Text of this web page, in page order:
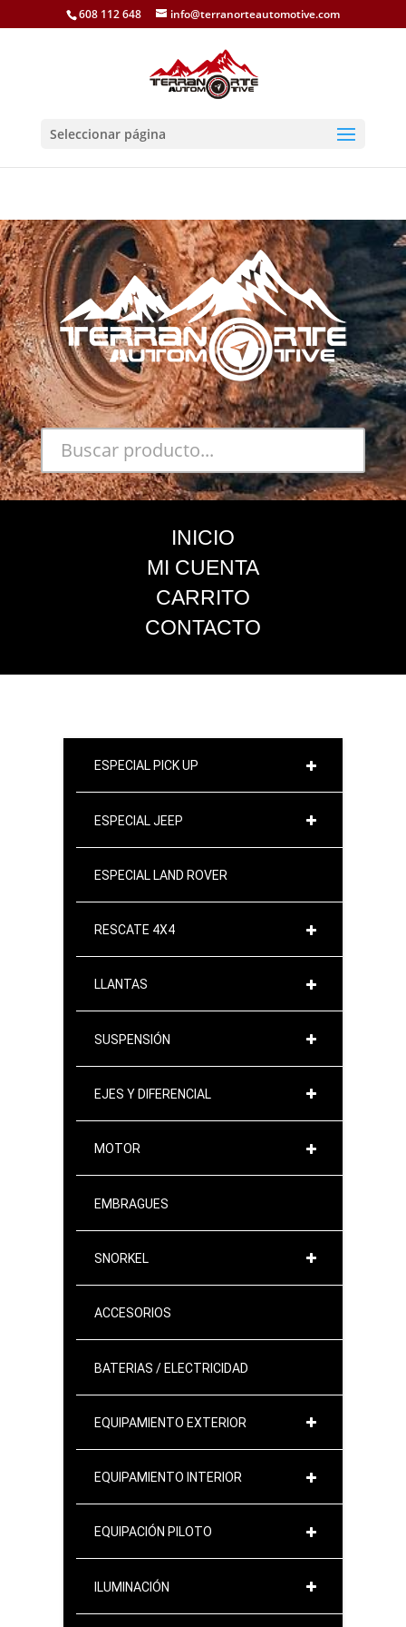
608 112 648 info@terranorteautomotive.com
Seleccionar página
INICIO
MI CUENTA
CARRITO
CONTACTO
ESPECIAL PICK UP
ESPECIAL JEEP
ESPECIAL LAND ROVER
RESCATE 4X4
LLANTAS
SUSPENSIÓN
EJES Y DIFERENCIAL
MOTOR
EMBRAGUES
SNORKEL
ACCESORIOS
BATERIAS / ELECTRICIDAD
EQUIPAMIENTO EXTERIOR
EQUIPAMIENTO INTERIOR
EQUIPACIÓN PILOTO
ILUMINACIÓN